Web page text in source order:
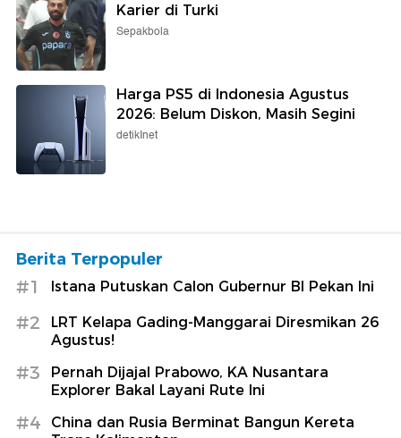
Karier di Turki
Sepakbola
Harga PS5 di Indonesia Agustus
2026: Belum Diskon, Masih Segini
detikInet
Berita Terpopuler
#1 Istana Putuskan Calon Gubernur BI Pekan Ini
#2
LRT Kelapa Gading-Manggarai Diresmikan 26
Agustus!
#3
Pernah Dijajal Prabowo, KA Nusantara
Explorer Bakal Layani Rute Ini
#4
China dan Rusia Berminat Bangun Kereta